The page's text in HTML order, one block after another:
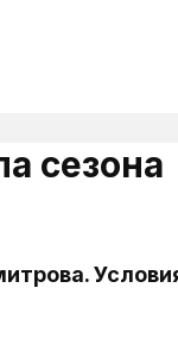
сезона